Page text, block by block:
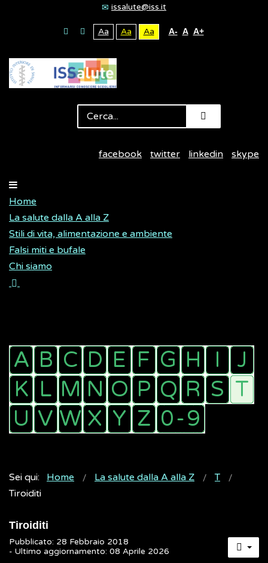
issalute@iss.it
Aa Aa Aa A- A A+
facebook twitter linkedin skype
Home
La salute dalla A alla Z
Stili di vita, alimentazione e ambiente
Falsi miti e bufale
Chi siamo
Sei qui: Home La salute dalla A alla Z
T
Tiroiditi
Tiroiditi
Pubblicato: 28 Febbraio 2018
- Ultimo aggiornamento: 08 Aprile 2026